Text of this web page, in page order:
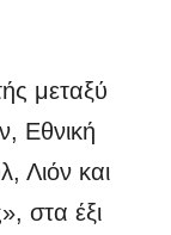
μεταξύ
Εθνική
Λιόν και
στα έξι